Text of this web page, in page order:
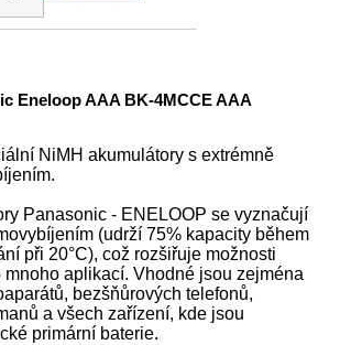
Eneloop AAA BK-4MCCE AAA
NiMH akumulátory s extrémně
Panasonic - ENELOOP se vyznačují
(udrží 75% kapacity během
při 20°C), což rozšiřuje možnosti
aplikací. Vhodné jsou zejména
bezšňůrových telefonů,
a všech zařízení, kde jsou
primární baterie.